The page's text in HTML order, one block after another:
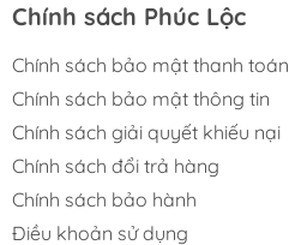
Chính sách Phúc Lộc
Chính sách bảo mật thanh toán
Chính sách bảo mật thông tin
Chính sách giải quyết khiếu nại
Chính sách đổi trả hàng
Chính sách bảo hành
Điều khoản sử dụng